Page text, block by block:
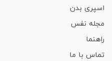
اسپری بدن
مجله نفس
راهنما
تماس با ما